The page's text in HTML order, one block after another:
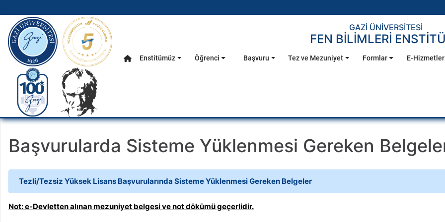
Ana Menü
gazi.edu.tr
GAZİ ÜNİVERSİTESİ
FEN BİLİMLERİ
Anasayfa
Enstitümüz Öğrenci Başvuru Tez ve Mezuniyet Formlar E-Hizmetler
Başvurularda Sisteme Yüklenmesi Gereken
Tezli/Tezsiz Yüksek Lisans Başvurularında Sisteme Yüklenmesi Gereken Belgeler
Not: e-Devletten alınan mezuniyet belgesi ve not dökümü geçerlidir.